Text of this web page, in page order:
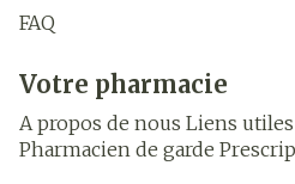
FAQ
Votre pharmacie
A propos de nous Liens utiles
Pharmacien de garde